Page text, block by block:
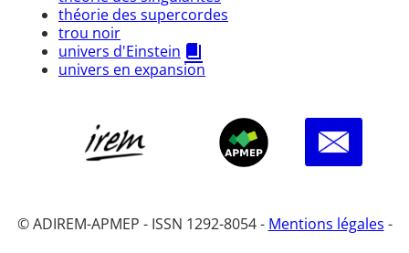
théorie des supercordes
trou noir
univers d'Einstein
univers en expansion
© ADIREM-APMEP - ISSN 1292-8054 - Mentions légales -